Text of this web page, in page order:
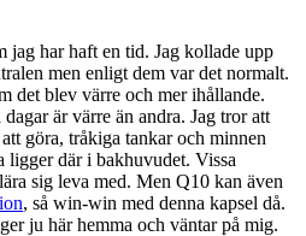
jag har haft en tid. Jag kollade upp
men enligt dem var det normalt.
det blev värre och mer ihållande.
är värre än andra. Jag tror att
göra, tråkiga tankar och minnen
ligger där i bakhuvudet. Vissa
sig leva med. Men Q10 kan även
, så win-win med denna kapsel då.
ju här hemma och väntar på mig.